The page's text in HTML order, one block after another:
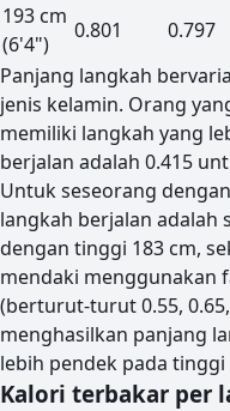
193 cm
(6'4")
0.801 0.797
Panjang langkah
jenis kelamin. Orang
memiliki langkah yang
berjalan adalah 0.415
Untuk seseorang
langkah berjalan adalah
dengan tinggi 183 cm,
mendaki menggunakan
(berturut-turut 0.55,
menghasilkan panjang
lebih pendek pada tinggi
Kalori terbakar per